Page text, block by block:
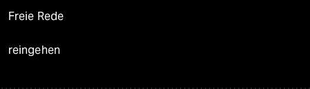
Freie Rede
reingehen